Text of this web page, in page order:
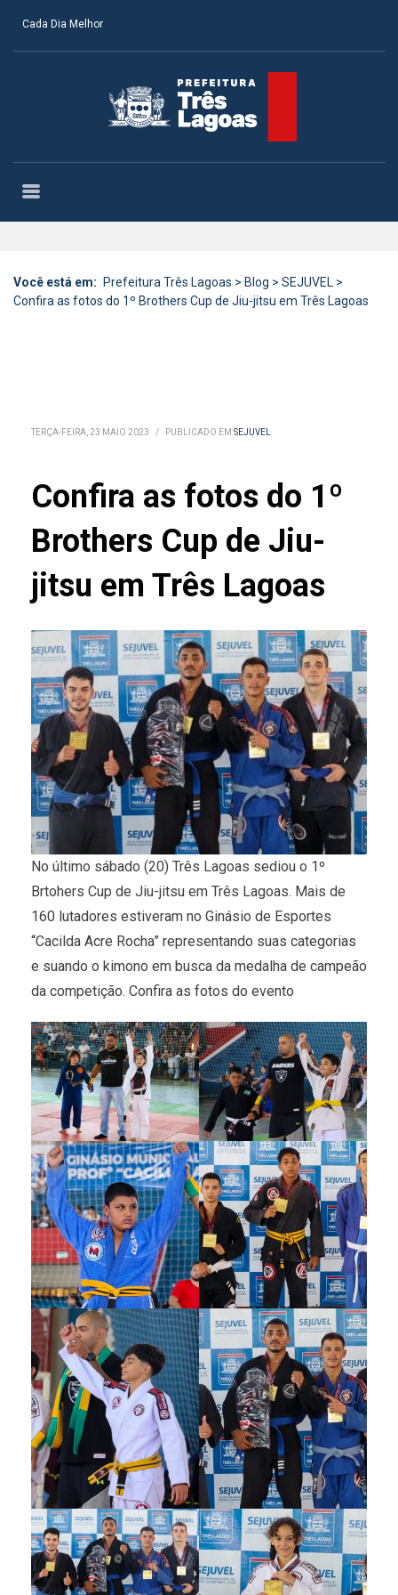
Cada Dia Melhor
Você está em: Prefeitura Três Lagoas > Blog > SEJUVEL >
Confira as fotos do 1º Brothers Cup de Jiu-jitsu em Três Lagoas
TERÇA-FEIRA, 23 MAIO 2023 / PUBLICADO EM SEJUVEL
Confira as fotos do 1º
Brothers Cup de Jiu-
jitsu em Três Lagoas
No último sábado (20) Três Lagoas sediou o 1º
Brtohers Cup de Jiu-jitsu em Três Lagoas. Mais de
160 lutadores estiveram no Ginásio de Esportes
“Cacilda Acre Rocha” representando suas categorias
e suando o kimono em busca da medalha de campeão
da competição. Confira as fotos do evento